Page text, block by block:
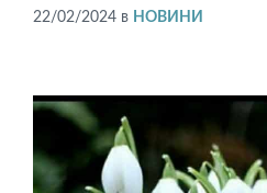
22/02/2024 в НОВИНИ